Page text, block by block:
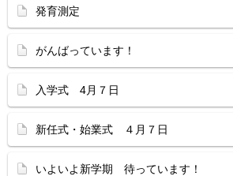
発育測定
がんばっています！
入学式 4月７日
新任式・始業式 ４月７日
いよいよ新学期 待っています！